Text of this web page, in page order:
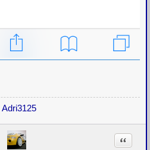
Adri3125
Citation